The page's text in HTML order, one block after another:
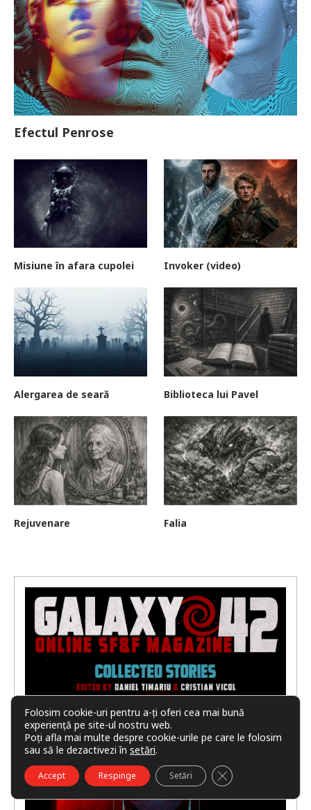
Efectul Penrose
Misiune în afara cupolei Invoker (video)
Alergarea de seară Biblioteca lui Pavel
Rejuvenare Falia
Folosim cookie-uri pentru a-ți oferi cea mai bună
experiență pe site-ul nostru web.
Poți afla mai multe despre cookie-urile pe care le folosim
sau să le dezactivezi în setări.
Accept Respinge Setări CLOSE GDPR